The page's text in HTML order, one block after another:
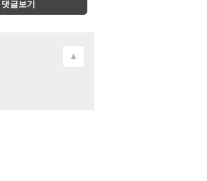
댓글보기
▲